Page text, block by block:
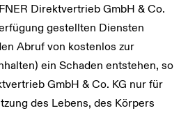
Direktvertrieb GmbH & Co.
gestellten Diensten
Abruf von kostenlos zur
ein Schaden entstehen, so
GmbH & Co. KG nur für
des Lebens, des Körpers